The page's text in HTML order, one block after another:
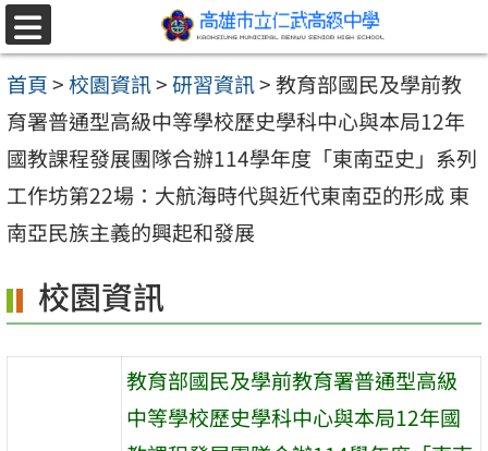
跳至主要內容區
選
單
首頁>校園資訊>研習資訊>教育部國民及學前教
育署普通型高級中等學校歷史學科中心與本局12年
國教課程發展團隊合辦114學年度「東南亞史」系列
工作坊第22場：大航海時代與近代東南亞的形成 東
南亞民族主義的興起和發展
校園資訊
教育部國民及學前教育署普通型高級
中等學校歷史學科中心與本局12年國